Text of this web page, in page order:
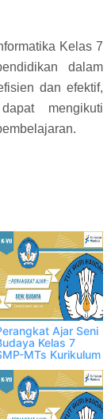
Kelas 7
dalam
dan efektif,
mengikuti
Ajar Seni
Kelas 7
MTs Kurikulum
2024/2025